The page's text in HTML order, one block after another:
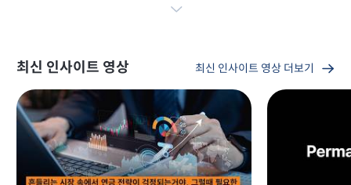
최신 인사이트 영상 최신 인사이트 영상 더보기